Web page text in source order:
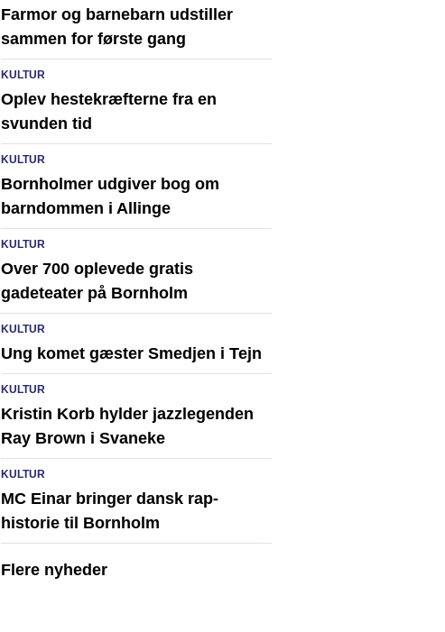
Farmor og barnebarn udstiller
sammen for første gang
KULTUR
Oplev hestekræfterne fra en
svunden tid
KULTUR
Bornholmer udgiver bog om
barndommen i Allinge
KULTUR
Over 700 oplevede gratis
gadeteater på Bornholm
KULTUR
Ung komet gæster Smedjen i Tejn
KULTUR
Kristin Korb hylder jazzlegenden
Ray Brown i Svaneke
KULTUR
MC Einar bringer dansk rap-
historie til Bornholm
Flere nyheder